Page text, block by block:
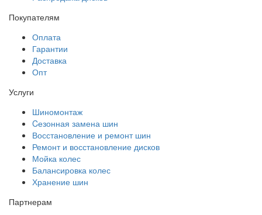
Покупателям
Оплата
Гарантии
Доставка
Опт
Услуги
Шиномонтаж
Cезонная замена шин
Восстановление и ремонт шин
Ремонт и восстановление дисков
Мойка колес
Балансировка колес
Хранение шин
Партнерам